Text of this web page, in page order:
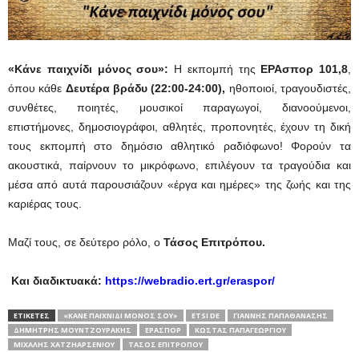
«Κάνε παιχνίδι μόνος σου»: Η εκπομπή της ΕΡΑσπορ 101,8,
όπου κάθε Δευτέρα βράδυ (22:00-24:00), ηθοποιοί, τραγουδιστές,
συνθέτες, ποιητές, μουσικοί παραγωγοί, διανοούμενοι,
επιστήμονες, δημοσιογράφοι, αθλητές, προπονητές, έχουν τη δική
τους εκπομπή στο δημόσιο αθλητικό ραδιόφωνο! Φορούν τα
ακουστικά, παίρνουν το μικρόφωνο, επιλέγουν τα τραγούδια και
μέσα από αυτά παρουσιάζουν «έργα και ημέρες» της ζωής και της
καριέρας τους.
Μαζί τους, σε δεύτερο ρόλο, ο Τάσος Επιτρόπου.
Και διαδικτυακά: https://webradio.ert.gr/eraspor/
ΕΤΙΚΕΤΕΣ «ΚΆΝΕ ΠΑΙΧΝΊΔΙ ΜΌΝΟΣ ΣΟΥ» ETSI DE
ΓΙΆΝΝΗΣ ΠΑΠΑΘΑΝΆΣΗΣ
ΔΗΜΉΤΡΗΣ ΜΟΥΝΤΖΟΥΡΆΚΗΣ
ΕΡΑΣΠΟΡ
ΚΏΣΤΑΣ ΠΑΠΑΓΕΩΡΓΊΟΥ
ΜΙΧΆΛΗΣ ΧΑΤΖΗΑΡΣΕΝΊΟΥ
ΤΆΣΟΣ ΕΠΙΤΡΌΠΟΥ